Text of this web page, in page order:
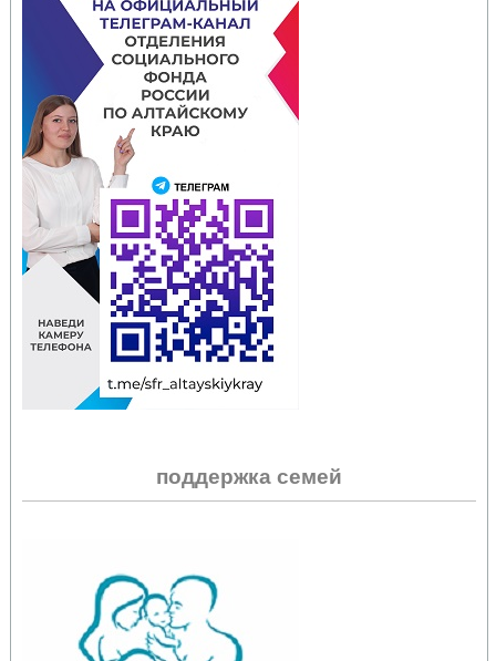
поддержка семей